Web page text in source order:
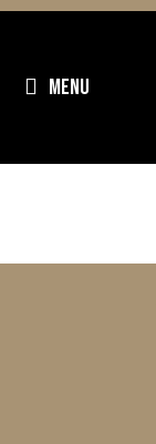
MENU